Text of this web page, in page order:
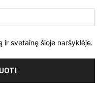
ir svetainę šioje naršyklėje.